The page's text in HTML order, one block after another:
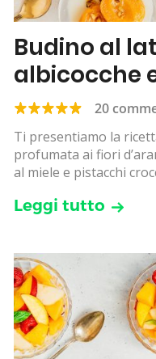
Budino al
albicocche
20
Ti presentiamo la
profumata ai fiori
al miele e pistacchi
Leggi tutto